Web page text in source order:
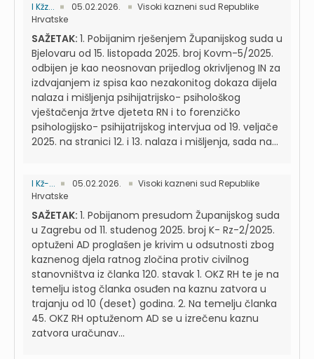
I Kžz... 05.02.2026.
Visoki kazneni sud Republike
Hrvatske
SAŽETAK: 1. Pobijanim rješenjem Županijskog suda u
Bjelovaru od 15. listopada 2025. broj Kovm-5/2025.
odbijen je kao neosnovan prijedlog okrivljenog IN za
izdvajanjem iz spisa kao nezakonitog dokaza dijela
nalaza i mišljenja psihijatrijsko- psihološkog
vještačenja žrtve djeteta RN i to forenzičko
psihologijsko- psihijatrijskog intervjua od 19. veljače
2025. na stranici 12. i 13. nalaza i mišljenja, sada na...
I Kž-... 05.02.2026.
Visoki kazneni sud Republike
Hrvatske
SAŽETAK: 1. Pobijanom presudom Županijskog suda
u Zagrebu od 11. studenog 2025. broj K- Rz-2/2025.
optuženi AD proglašen je krivim u odsutnosti zbog
kaznenog djela ratnog zločina protiv civilnog
stanovništva iz članka 120. stavak 1. OKZ RH te je na
temelju istog članka osuđen na kaznu zatvora u
trajanju od 10 (deset) godina. 2. Na temelju članka
45. OKZ RH optuženom AD se u izrečenu kaznu
zatvora uračunav...